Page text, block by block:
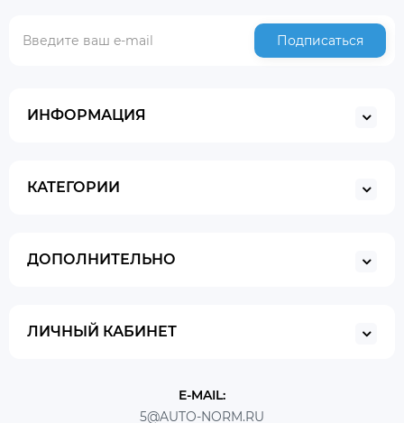
Подписаться
ИНФОРМАЦИЯ
КАТЕГОРИИ
ДОПОЛНИТЕЛЬНО
ЛИЧНЫЙ КАБИНЕТ
E-MAIL:
5@AUTO-NORM.RU